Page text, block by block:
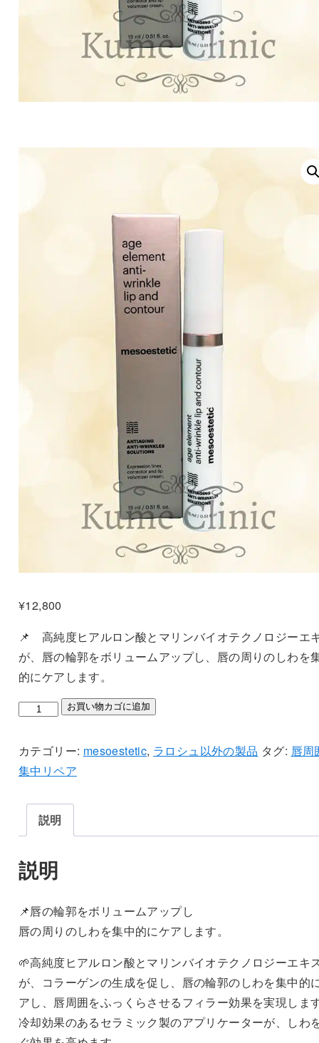
¥12,800
📌 高純度ヒアルロン酸とマリンバイオテクノロジーエ
が、唇の輪郭をボリュームアップし、 唇の周りのしわを
的にケアします。
メ
AW
リ
プ
テ
ア
個
お買い物カゴに追加
カテゴリー: mesoestetic, ラロシュ以外の製品 タグ: 唇周
集中リペア
説明
説明
📌唇の輪郭をボリュームアップし
唇の周りのしわを集中的にケアします。
🌱高純度ヒアルロン酸とマリンバイオテクノロジーエキ
が、コラーゲンの生成を促し、唇の輪郭のしわを集中的
アし、唇周囲をふっくらさせるフィラー効果を実現しま
冷却効果のあるセラミック製のアプリケーターが、しわ